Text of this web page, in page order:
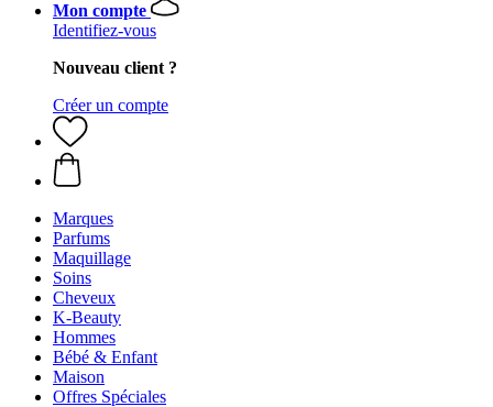
Mon compte
Identifiez-vous
Nouveau client ?
Créer un compte
Marques
Parfums
Maquillage
Soins
Cheveux
K-Beauty
Hommes
Bébé & Enfant
Maison
Offres Spéciales